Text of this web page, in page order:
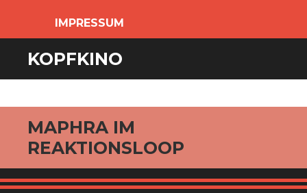
IMPRESSUM
KOPFKINO
MAPHRA IM
REAKTIONSLOOP